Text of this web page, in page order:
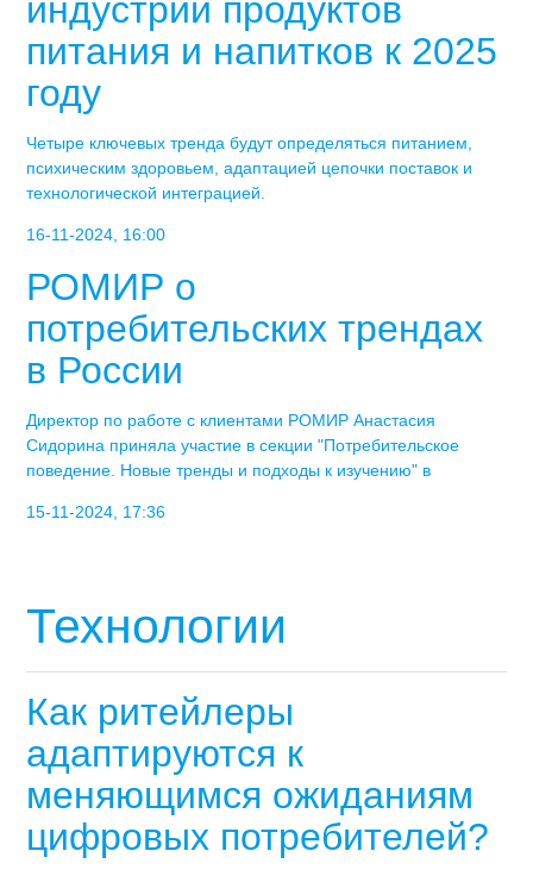
индустрии продуктов
питания и напитков к 2025
году
Четыре ключевых тренда будут определяться питанием,
психическим здоровьем, адаптацией цепочки поставок и
технологической интеграцией.
16-11-2024, 16:00
РОМИР о
потребительских трендах
в России
Директор по работе с клиентами РОМИР Анастасия
Сидорина приняла участие в секции "Потребительское
поведение. Новые тренды и подходы к изучению" в
15-11-2024, 17:36
Технологии
Как ритейлеры
адаптируются к
меняющимся ожиданиям
цифровых потребителей?